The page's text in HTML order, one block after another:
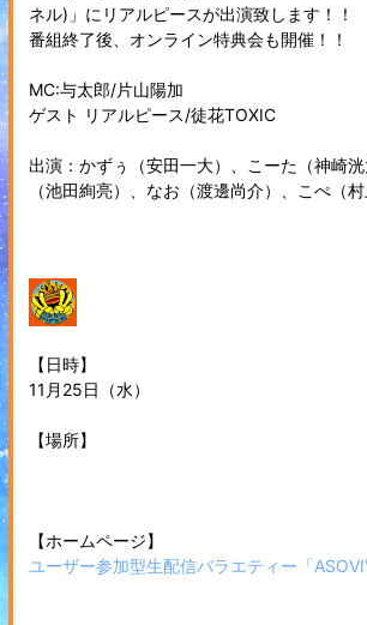
ネル)」にリアルピースが出演致します！！
番組終了後、オンライン特典会も開催！！
MC:与太郎/片山陽加
ゲスト リアルピース/徒花TOXIC
出演：かずぅ（安田一大）、こーた（神崎
（池田絢亮）、なお（渡邊尚介）、こぺ（村
【日時】
11月25日（水）
【場所】
【ホームページ】
ユーザー参加型生配信バラエティー「